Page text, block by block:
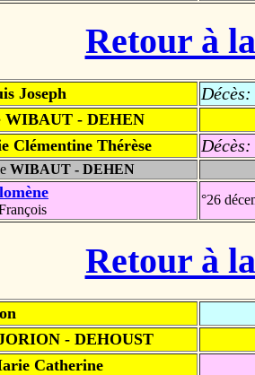
Retour à
Joseph Décès:
WIBAUT - DEHEN
Clémentine Thérèse
Décès:
WIBAUT - DEHEN
°26
Retour à
- DEHOUST
Catherine